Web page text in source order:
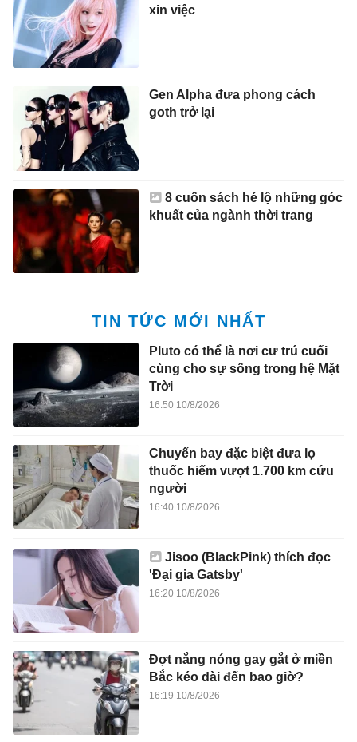
xin việc
Gen Alpha đưa phong cách
goth trở lại
8 cuốn sách hé lộ những góc
khuất của ngành thời trang
TIN TỨC MỚI NHẤT
Pluto có thể là nơi cư trú cuối
cùng cho sự sống trong hệ Mặt
Trời
16:50 10/8/2026
Chuyến bay đặc biệt đưa lọ
thuốc hiếm vượt 1.700 km cứu
người
16:40 10/8/2026
Jisoo (BlackPink) thích đọc
'Đại gia Gatsby'
16:20 10/8/2026
Đợt nắng nóng gay gắt ở miền
Bắc kéo dài đến bao giờ?
16:19 10/8/2026